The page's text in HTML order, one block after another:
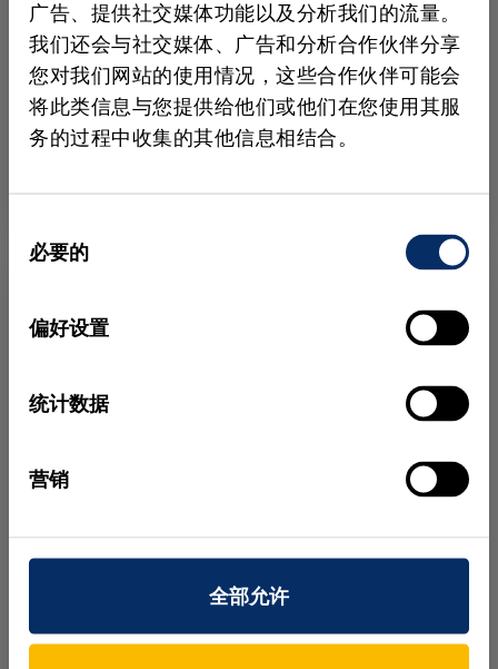
广告、提供社交媒体功能以及分析我们的流量。
我们还会与社交媒体、广告和分析合作伙伴分享
您对我们网站的使用情况，这些合作伙伴可能会
将此类信息与您提供给他们或他们在您使用其服
务的过程中收集的其他信息相结合。
必要的
偏好设置
统计数据
营销
全部允许
在本教学视频中，您可以学习到如何在
HALCON 中使用等高线、多边形和平行线等
XLD 轮廓。
观看视频
如何使用 HALCON 进行深度学习实例分割
使用 MVTEC HALCON 查看基于深度学习的实例
分割，并在图像中定位物体。